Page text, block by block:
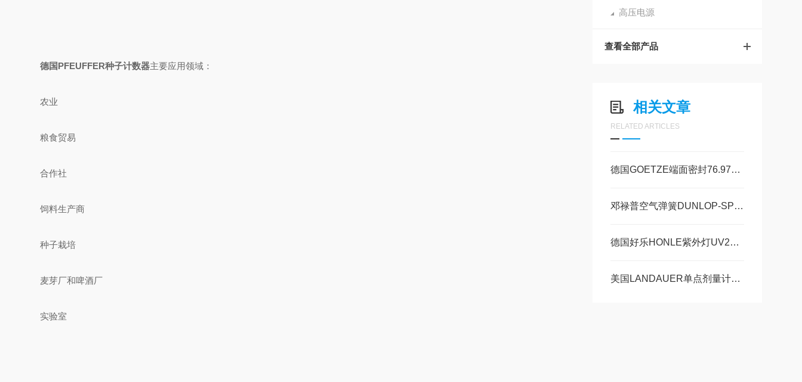
高压电源
查看全部产品
相关文章
RELATED ARTICLES
德国GOETZE端面密封76.97H技术特点
邓禄普空气弹簧DUNLOP-SPRINGRIDE技术参数
德国好乐HONLE紫外灯UV2000F技术参数及尺寸图
美国LANDAUER单点剂量计nanoDot辐射监测计技术参数
德国PFEUFFER种子计数器主要应用领域：
农业
粮食贸易
合作社
饲料生产商
种子栽培
麦芽厂和啤酒厂
实验室